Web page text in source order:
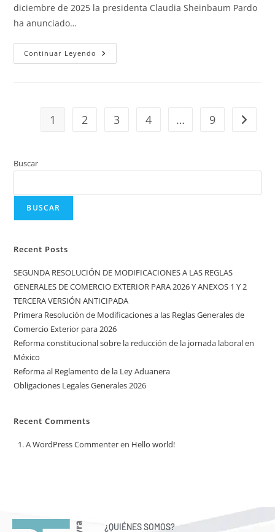
diciembre de 2025 la presidenta Claudia Sheinbaum Pardo
ha anunciado…
Continuar Leyendo
1 2 3 4 … 9
Buscar
BUSCAR
Recent Posts
SEGUNDA RESOLUCIÓN DE MODIFICACIONES A LAS REGLAS
GENERALES DE COMERCIO EXTERIOR PARA 2026 Y ANEXOS 1 Y 2
TERCERA VERSIÓN ANTICIPADA
Primera Resolución de Modificaciones a las Reglas Generales de
Comercio Exterior para 2026
Reforma constitucional sobre la reducción de la jornada laboral en
México
Reforma al Reglamento de la Ley Aduanera
Obligaciones Legales Generales 2026
Recent Comments
A WordPress Commenteren Hello world!
¿QUIÉNES SOMOS?